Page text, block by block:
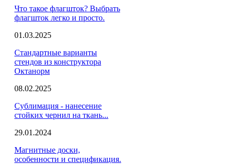
Что такое флагшток? Выбрать
флагшток легко и просто.
01.03.2025
Стандартные варианты
стендов из конструктора
Октанорм
08.02.2025
Сублимация - нанесение
стойких чернил на ткань...
29.01.2024
Магнитные доски,
особенности и спецификация.